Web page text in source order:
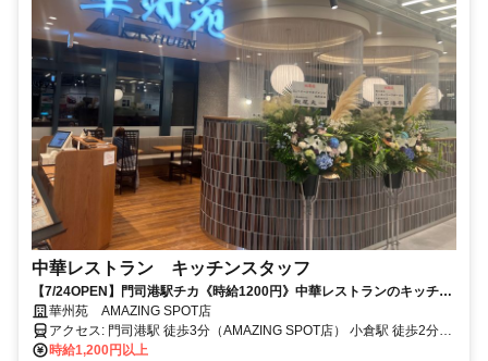
中華レストラン キッチンスタッフ
【7/24OPEN】門司港駅チカ《時給1200円》中華レストランのキッチン
スタッフ募集
華州苑 AMAZING SPOT店
アクセス: 門司港駅 徒歩3分（AMAZING SPOT店） 小倉駅 徒歩2分
（セントシティ店）
時給1,200円以上